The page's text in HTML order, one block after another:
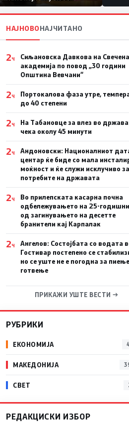
првачиња помалку
НАЈНОВОНАЈЧИТАНО
2Ч
Сиљановска Давкова на
академија по повод „30 години
Општина Вевчани“
2Ч
Портокалова фаза утре,
до 40 степени
2Ч
На Табановце за влез во
чека околу 45 минути
2Ч
Андоновски: Националниот
центар ќе биде со мала
моќност и ќе служи исклучиво за
потребите на државата
2Ч
Во прилепската касарна почна
одбележувањето на 25-
од загинувањето на десетте
бранители кај Карпалак
2Ч
Ангелов: Состојбата со водата
Гостивар постепено се
но се уште не е погодна за
готвење
ПРИКАЖИ УШТЕ ВЕСТИ →
РУБРИКИ
ЕКОНОМИЈА
МАКЕДОНИЈА
СВЕТ
РЕДАКЦИСКИ ИЗБОР